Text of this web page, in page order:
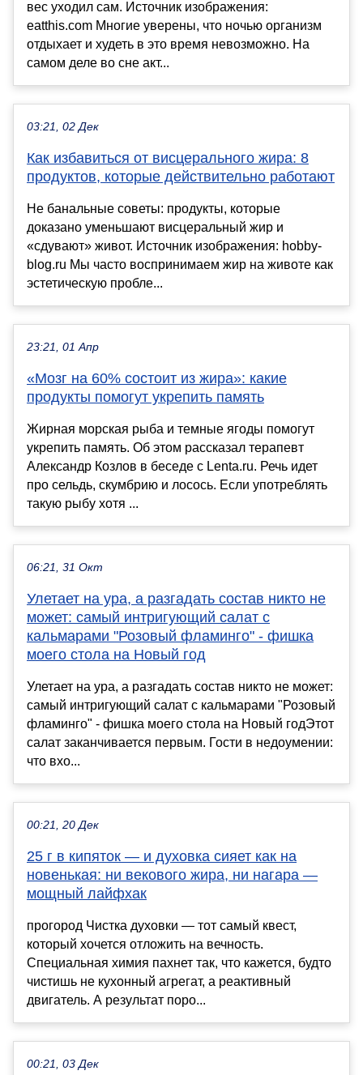
вес уходил сам. Источник изображения:
eatthis.com Многие уверены, что ночью организм
отдыхает и худеть в это время невозможно. На
самом деле во сне акт...
03:21, 02 Дек
Как избавиться от висцерального жира: 8
продуктов, которые действительно работают
Не банальные советы: продукты, которые
доказано уменьшают висцеральный жир и
«сдувают» живот. Источник изображения: hobby-
blog.ru Мы часто воспринимаем жир на животе как
эстетическую пробле...
23:21, 01 Апр
«Мозг на 60% состоит из жира»: какие
продукты помогут укрепить память
Жирная морская рыба и темные ягоды помогут
укрепить память. Об этом рассказал терапевт
Александр Козлов в беседе с Lenta.ru. Речь идет
про сельдь, скумбрию и лосось. Если употреблять
такую рыбу хотя ...
06:21, 31 Окт
Улетает на ура, а разгадать состав никто не
может: самый интригующий салат с
кальмарами "Розовый фламинго" - фишка
моего стола на Новый год
Улетает на ура, а разгадать состав никто не может:
самый интригующий салат с кальмарами "Розовый
фламинго" - фишка моего стола на Новый годЭтот
салат заканчивается первым. Гости в недоумении:
что вхо...
00:21, 20 Дек
25 г в кипяток — и духовка сияет как на
новенькая: ни векового жира, ни нагара —
мощный лайфхак
прогород Чистка духовки — тот самый квест,
который хочется отложить на вечность.
Специальная химия пахнет так, что кажется, будто
чистишь не кухонный агрегат, а реактивный
двигатель. А результат поро...
00:21, 03 Дек